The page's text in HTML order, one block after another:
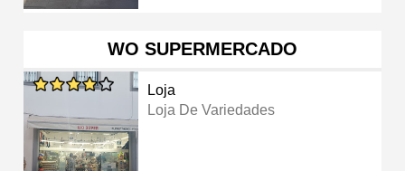
WO SUPERMERCADO
Loja
Loja De Variedades